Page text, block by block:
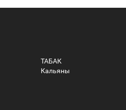
ТАБАК
Кальяны